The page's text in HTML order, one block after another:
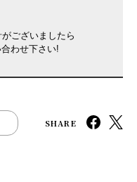
ございましたら
わせ下さい!
SHARE